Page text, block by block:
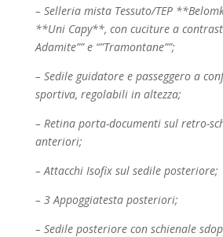
– Selleria mista Tessuto/TEP
**Uni Capy**, con cuciture a
Adamite”” e “”Tramontane””;
– Sedile guidatore e passeggero a
sportiva, regolabili in altezza;
– Retina porta-documenti sul retro-
anteriori;
– Attacchi Isofix sul sedile posteriore;
– 3 Appoggiatesta posteriori;
– Sedile posteriore con schienale